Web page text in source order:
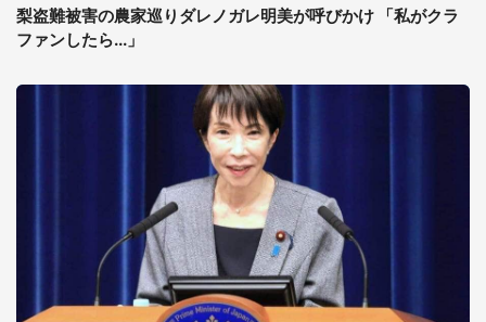
梨盗難被害の農家巡りダレノガレ明美が呼びかけ 「私がクラ
ファンしたら...」